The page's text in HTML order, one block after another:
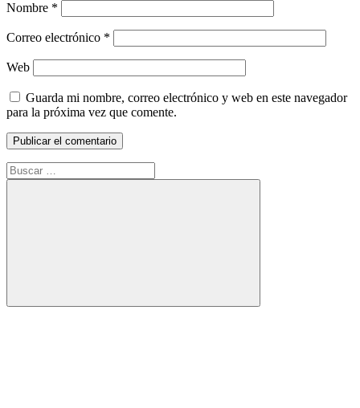
Nombre *
Correo electrónico *
Web
Guarda mi nombre, correo electrónico y web en este navegador
para la próxima vez que comente.
Buscar:
Buscar